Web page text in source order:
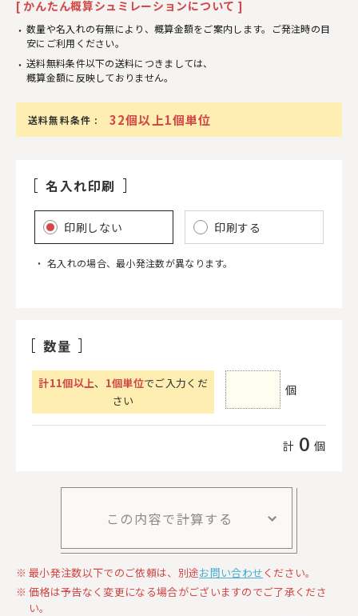
[ かんたん概算シュミレーションについて ]
数量や名入れの有無により、概算金額をご案内します。ご発注時の目
安にご利用ください。
送料無料条件以下の送料につきましては、
概算金額に反映しておりません。
送料無料条件 : 32個以上1個単位
名入れ印刷
印刷しない 印刷する
名入れの場合、最小発注数が異なります。
数量
計11個以上、 1個単位でご入力くだ
さい
個
計 0 個
この内容で計算する
最小発注数以下でのご依頼は、別途お問い合わせください。
価格は予告なく変更になる場合がございますのでご了承くださ
い。